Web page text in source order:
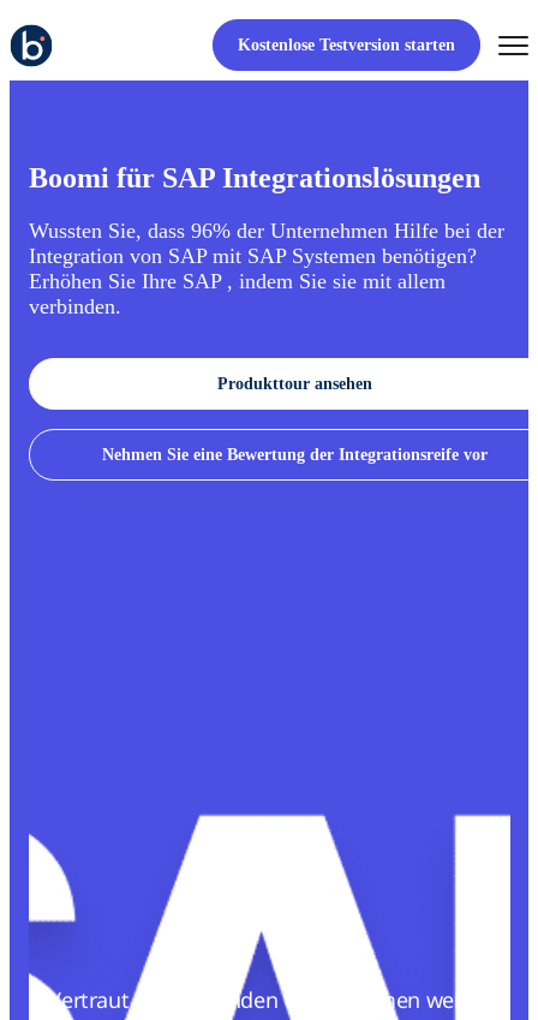
Kostenlose Testversion starten
Boomi für SAP Integrationslösungen
Wussten Sie, dass 96% der Unternehmen Hilfe bei der
Integration von SAP mit SAP Systemen benötigen?
Erhöhen Sie Ihre SAP , indem Sie sie mit allem
verbinden.
Produkttour ansehen
Nehmen Sie eine Bewertung der Integrationsreife vor
Vertraut von führenden Unternehmen weltweit